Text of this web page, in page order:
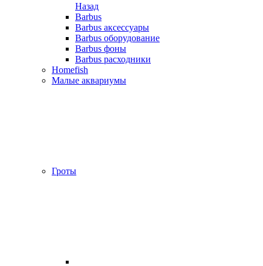
Назад
Barbus
Barbus аксессуары
Barbus оборудование
Barbus фоны
Barbus расходники
Homefish
Малые аквариумы
Гроты